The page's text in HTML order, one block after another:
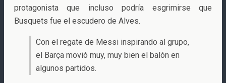
protagonista que incluso podría esgrimirse que
Busquets fue el escudero de Alves.
Con el regate de Messi inspirando al grupo,
el Barça movió muy, muy bien el balón en
algunos partidos.